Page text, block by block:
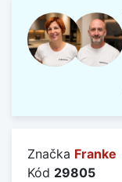
Značka Franke
Kód 29805